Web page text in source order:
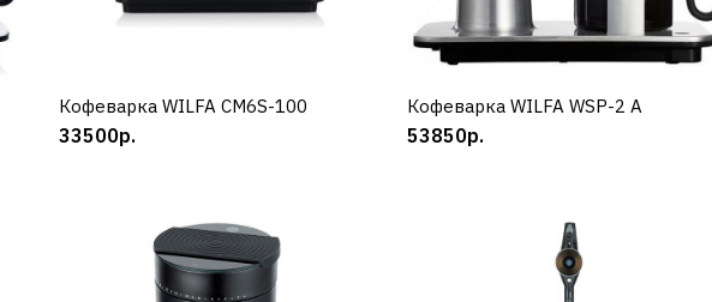
ДОБАВИТЬ К СРАВНЕНИЮ
Вафельница WILFA WDWA-
КУПИТЬ
Кофеварка WILFA CM6S-100
33500р.
КУПИТЬ
Кофеварка WILFA WSP-2 A
53850р.